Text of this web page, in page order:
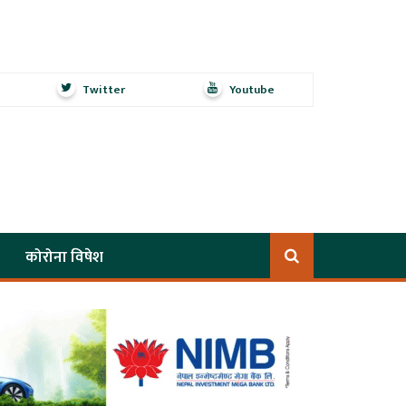
Twitter Youtube
कोरोना विषेश